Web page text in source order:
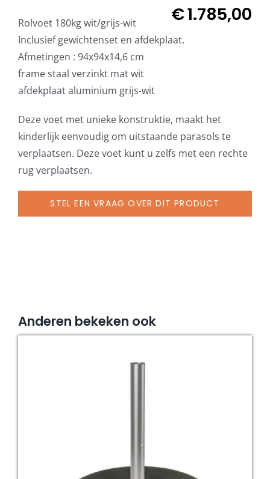
Glatz stofstalen collectie Sampleboeken
Umbrosa en Paraflex parasoldoeken
Onze merken
180
kg
incl.
gewichten,
frame
wit,
afdekplaat
grijs-
wit
aantal
€1.785,00
Rolvoet 180kg wit/grijs-wit
Inclusief gewichtenset en afdekplaat.
Afmetingen : 94x94x14,6 cm
frame staal verzinkt mat wit
afdekplaat aluminium grijs-wit
Deze voet met unieke konstruktie, maakt het
kinderlijk eenvoudig om uitstaande parasols te
verplaatsen. Deze voet kunt u zelfs met een rechte
rug verplaatsen.
STEL EEN VRAAG OVER DIT PRODUCT
Anderen bekeken ook